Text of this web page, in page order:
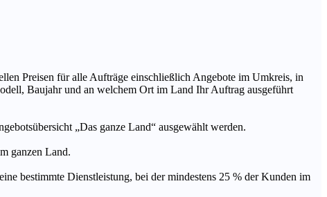
Preisen für alle Aufträge einschließlich Angebote im Umkreis, in
Baujahr und an welchem Ort im Land Ihr Auftrag ausgeführt
„Das ganze Land“ ausgewählt werden.
ganzen Land.
bestimmte Dienstleistung, bei der mindestens 25 % der Kunden im